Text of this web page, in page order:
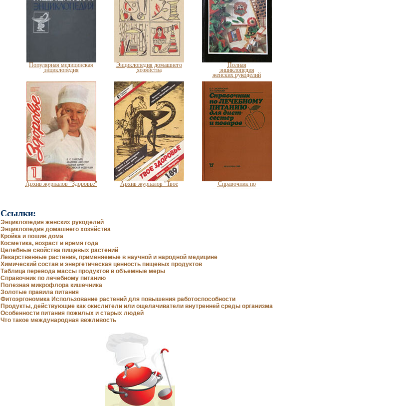
Популярная медицинская
энциклопедия
Энциклопедия домашнего
хозяйства
Полная
энциклопедия
женских рукоделий
Архив журналов "Здоровье" Архив журналов "Твоё
здоровье"
Справочник по
лечебному питанию
Кройка и пошив дома Устранение дефектов одежды Приложение к журналу
«Крестьянка»
Ссылки:
Энциклопедия женских рукоделий
Энциклопедия домашнего хозяйства
Кройка и пошив дома
Косметика, возраст и время года
Целебные свойства пищевых растений
Лекарственные растения, применяемые в научной и народной медицине
Химический состав и энергетическая ценность пищевых продуктов
Таблица перевода массы продуктов в объемные меры
Справочник по лечебному питанию
Полезная микрофлора кишечника
Золотые правила питания
Фитоэргономика Использование растений для повышения работоспособности
Продукты, действующие как окислители или ощелачиватели внутренней среды организма
Особенности питания пожилых и старых людей
Что такое международная вежливость